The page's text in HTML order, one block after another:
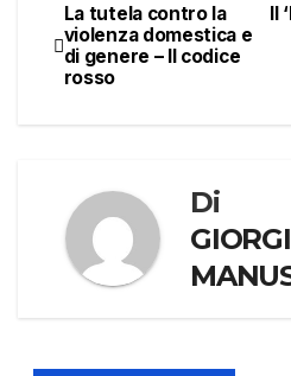
Navigazione
articoli
Il
La tutela contro la
violenza domestica e
di genere – Il codice
rosso
Di